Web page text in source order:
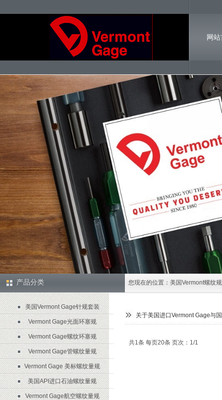
网
联
您现在的位置： 美国Vermont螺纹
产品分类
美国Vermont Gage针规套装
Vermont Gage光面环塞规
Vermont Gage螺纹环塞规
Vermont Gage管螺纹量规
Vermont Gage 美标螺纹量规
美国API进口石油螺纹量规
Vermont Gage航空螺纹量规
关于美国进口Vermont Gage与
共1条 每页20条 页次：1/1